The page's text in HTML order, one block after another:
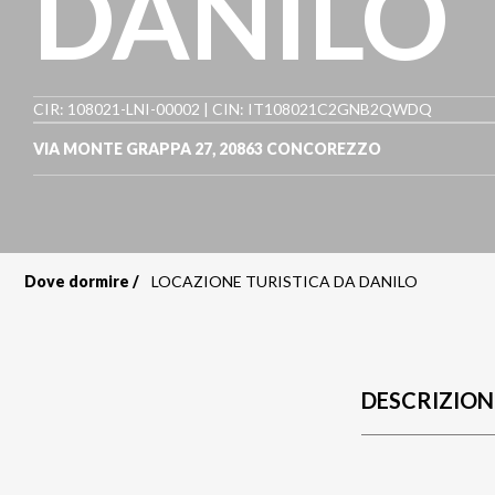
CIR: 108021-LNI-00002 | CIN: IT108021C2GNB2QWDQ
VIA MONTE GRAPPA 27, 20863 CONCOREZZO
Dove dormire LOCAZIONE TURISTICA DA DANILO